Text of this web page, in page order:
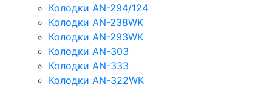
Колодки AN-294/124
Колодки AN-238WK
Колодки AN-293WK
Колодки AN-303
Колодки AN-333
Колодки AN-322WK